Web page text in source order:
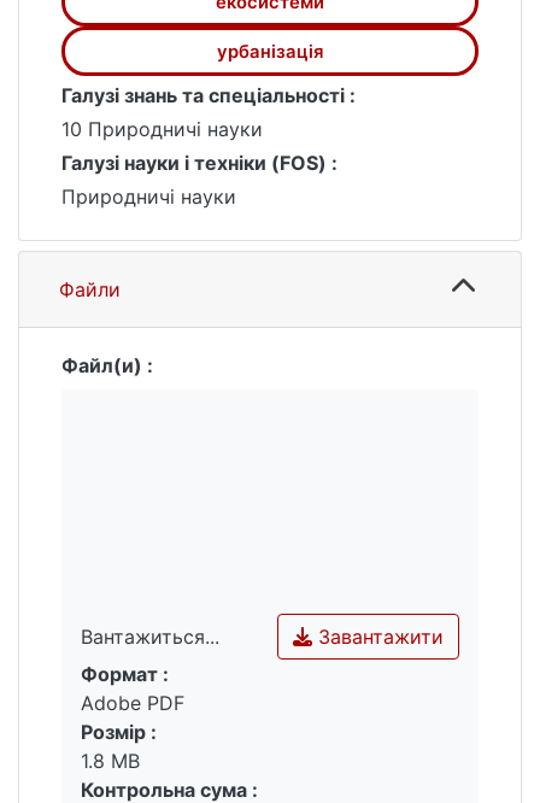
урбанізація
Галузі знань та спеціальності :
10 Природничі науки
Галузі науки і техніки (FOS) :
Природничі науки
Файли
Файл(и) :
Вантажиться...
Вантажиться...
Завантажити
Формат :
Adobe PDF
Розмір :
1.8 MB
Контрольна сума :